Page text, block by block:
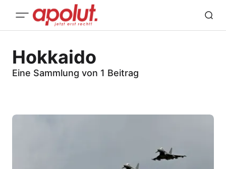
Hokkaido
Eine Sammlung von 1 Beitrag